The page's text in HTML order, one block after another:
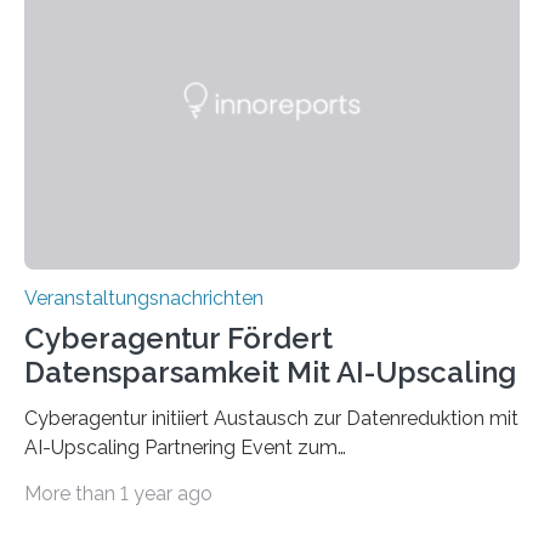
„QUAZAR“ mit insgesamt 1,15 Millionen Euro über vier
Veranstaltungsnachrichten
Cyberagentur Fördert
Datensparsamkeit Mit AI-Upscaling
Cyberagentur initiiert Austausch zur Datenreduktion mit
AI-Upscaling Partnering Event zum
innovative DatenverarbeitungDie Agentur für
More than 1 year ago